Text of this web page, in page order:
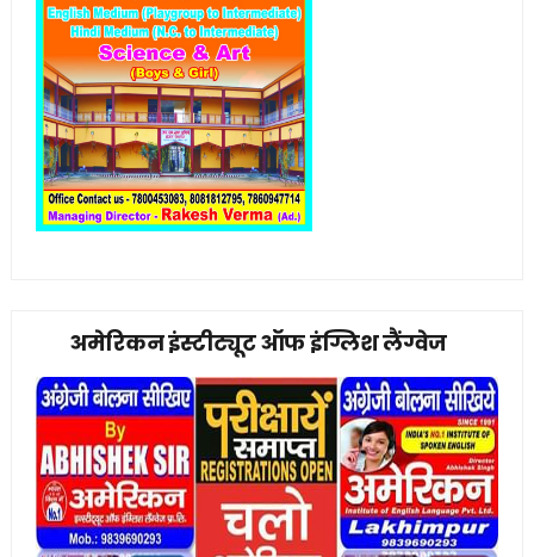
अमेरिकन इंस्टीट्यूट ऑफ इंग्लिश लैंग्वेज